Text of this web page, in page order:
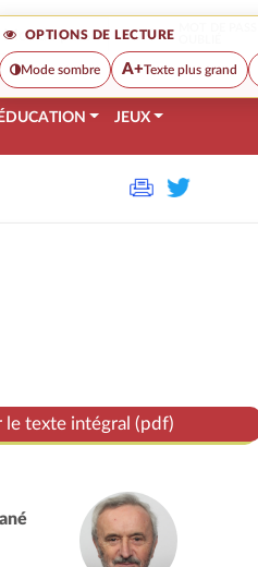
OPTIONS DE LECTURE
Mode sombre A+Texte plus grand
ÉDUCATION JEUX
le texte intégral (pdf)